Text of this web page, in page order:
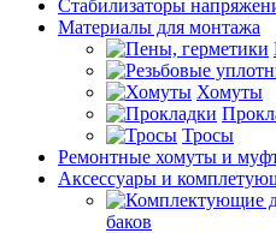
Стабилизаторы
Материалы для монтажа
Хомуты
Тросы
Ремонтные хомуты и
Аксессуары и
баков